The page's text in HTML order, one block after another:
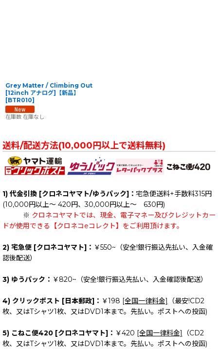
Grey Matter / Climbing Out
[12inch アナログ]【新品】
[BTR010]
在庫数 在庫なし
送料/配送方法(10,000円以上で送料無料)
1) 代金引換 [クロネコヤマト/ゆうパック]： 宅急便送料+手数料315円
(10,000円以上～ 420円、30,000円以上～ 630円)
※ クロネコヤマトでは、現金、電子マネー及びクレジットカー
ドが使用できる【クロネコeコレクト】をご利用頂けます。
2) 宅急便 [クロネコヤマト]： ￥550~（安全!銀行振込先払い、入金確
認後配送）
3) ゆうパック： ￥820~（安全!銀行振込先払い、入金確認後配送）
4) クリックポスト [日本郵政]： ￥198 [全国一律料金]
（最安!CD2
枚、又はTシャツ1枚、又はDVD1本まで。先払い。ポストへの投函)
5) こねこ便420 [クロネコヤマト]： ￥420 [全国一律料金]
（CD2
枚、又はTシャツ1枚、又はDVD1本まで。先払い。ポストへの投函)